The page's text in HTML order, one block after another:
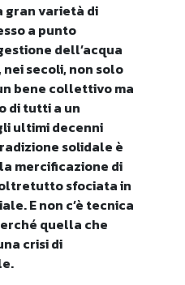
gran varietà di
a punto
dell’acqua
secoli, non solo
bene collettivo ma
di tutti a un
ultimi decenni
solidale è
mercificazione di
sfociata in
E non c’è tecnica
quella che
crisi di